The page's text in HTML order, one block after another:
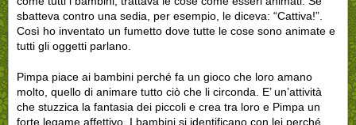
sbatteva contro una sedia, per esempio, le diceva: “Cattiva!”.
Così ho inventato un fumetto dove tutte le cose sono animate e
tutti gli oggetti parlano.
Pimpa piace ai bambini perché fa un gioco che loro amano
molto, quello di animare tutto ciò che li circonda. E’ un’attività
che stuzzica la fantasia dei piccoli e crea tra loro e Pimpa un
forte legame affettivo. I bambini si identificano con lei perché